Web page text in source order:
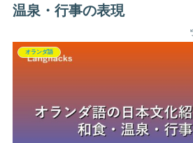
温泉・行事の表現
オランダ語